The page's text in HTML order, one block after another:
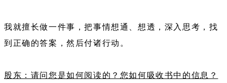
我就擅长做一件事，把事情想通、想透，深入思考，找
到正确的答案，然后付诸行动。
股东：请问您是如何阅读的？您如何吸收书中的信息？